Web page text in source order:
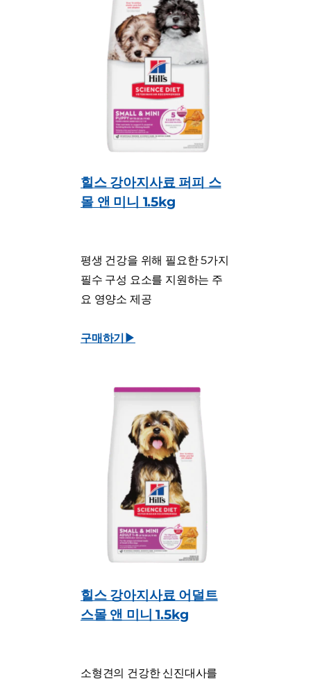
힐스 강아지사료 퍼피 스
몰 앤 미니 1.5kg
평생 건강을 위해 필요한 5가지
필수 구성 요소를 지원하는 주
요 영양소 제공
구매하기▶
힐스 강아지사료 어덜트
스몰 앤 미니 1.5kg
소형견의 건강한 신진대사를